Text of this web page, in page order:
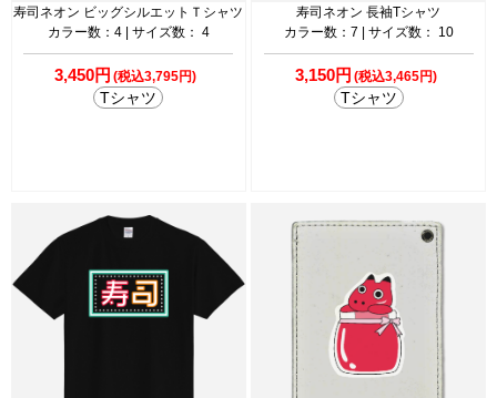
寿司ネオン ビッグシルエットＴシャツ
カラー数：4 | サイズ数： 4
3,450円 (税込3,795円)
Tシャツ
寿司ネオン 長袖Tシャツ
カラー数：7 | サイズ数： 10
3,150円 (税込3,465円)
Tシャツ